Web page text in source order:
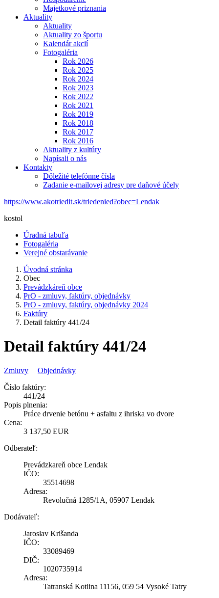
Majetkové priznania
Aktuality
Aktuality
Aktuality zo športu
Kalendár akcií
Fotogaléria
Rok 2026
Rok 2025
Rok 2024
Rok 2023
Rok 2022
Rok 2021
Rok 2019
Rok 2018
Rok 2017
Rok 2016
Aktuality z kultúry
Napísali o nás
Kontakty
Dôležité telefónne čísla
Zadanie e-mailovej adresy pre daňové účely
https://www.akotriedit.sk/triedenied?obec=Lendak
kostol
Úradná tabuľa
Fotogaléria
Verejné obstarávanie
Úvodná stránka
Obec
Prevádzkáreň obce
PrO - zmluvy, faktúry, objednávky
PrO - zmluvy, faktúry, objednávky 2024
Faktúry
Detail faktúry 441/24
Detail faktúry 441/24
Zmluvy | Objednávky
Číslo faktúry:
441/24
Popis plnenia:
Práce drvenie betónu + asfaltu z ihriska vo dvore
Cena:
3 137,50 EUR
Odberateľ:
Prevádzkareň obce Lendak
IČO:
35514698
Adresa:
Revolučná 1285/1A, 05907 Lendak
Dodávateľ:
Jaroslav Krišanda
IČO:
33089469
DIČ:
1020735914
Adresa:
Tatranská Kotlina 11156, 059 54 Vysoké Tatry